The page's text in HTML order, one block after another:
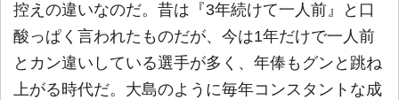
控えの違いなのだ。昔は『3年続けて一人前』と口
酸っぱく言われたものだが、今は1年だけで一人前
とカン違いしている選手が多く、年俸もグンと跳ね
上がる時代だ。大島のように毎年コンスタントな成